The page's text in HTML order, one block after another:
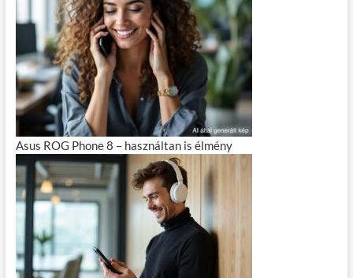
Asus ROG Phone 8 – használtan is élmény